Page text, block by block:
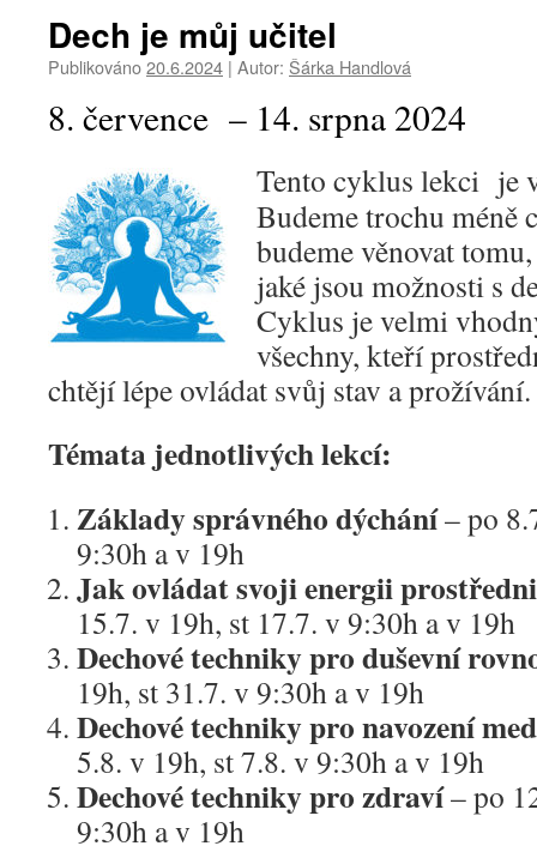
Dech je můj učitel
Publikováno20.6.2024 | Autor: Šárka Handlová
8. července – 14. srpna 2024
Tento cyklus lekci je
Budeme trochu méně
budeme věnovat
jaké jsou možnosti s
Cyklus je velmi
všechny, kteří
chtějí lépe ovládat svůj stav a prožívání.
Témata jednotlivých lekcí:
Základy správného dýchání– po
9:30h a v 19h
Jak ovládat svoji energii
15.7. v 19h, st 17.7. v 9:30h a v 19h
Dechové techniky pro duševní
19h, st 31.7. v 9:30h a v 19h
Dechové techniky pro navození
5.8. v 19h, st 7.8. v 9:30h a v 19h
Dechové techniky pro zdraví– po
9:30h a v 19h